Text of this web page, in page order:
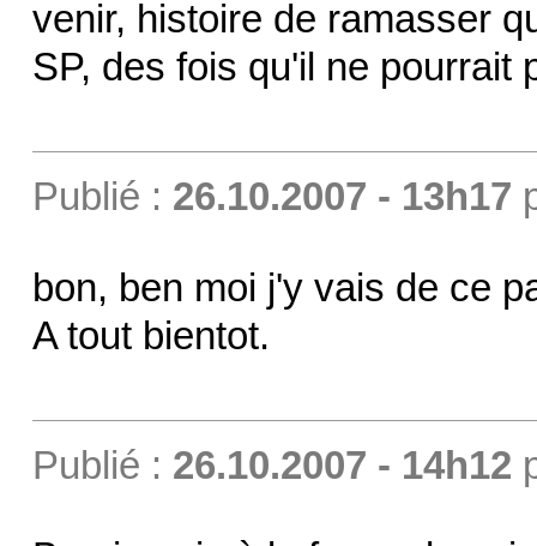
venir, histoire de ramasser
SP, des fois qu'il ne
Publié : 26.10.2007 - 13h17
bon, ben moi j'y vais de ce
A tout bientot.
Publié : 26.10.2007 - 14h12